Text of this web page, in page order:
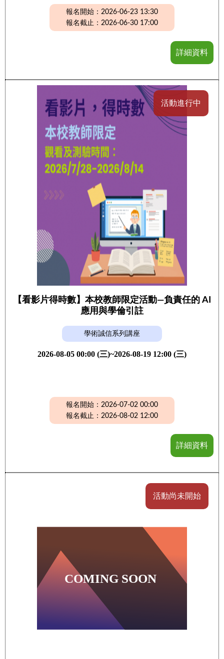
報名開始：2026-06-23 13:30
報名截止：2026-06-30 17:00
詳細資料
活動進行中
【看影片得時數】本校教師限定活動—負責任的 AI
應用與學倫引註
學術誠信系列講座
2026-08-05 00:00 (三)~2026-08-19 12:00 (三)
報名開始：2026-07-02 00:00
報名截止：2026-08-02 12:00
詳細資料
活動尚未開始